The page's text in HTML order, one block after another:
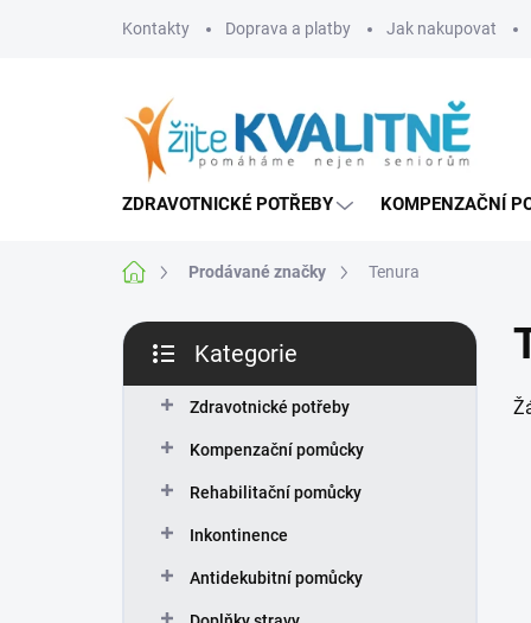
Kontakty Doprava a platby Jak nakupovat
ZDRAVOTNICKÉ POTŘEBY KOMPENZAČNÍ
Domů Prodávané značky Tenura
P
s
kategorie
Kategorie
Zdravotnické potřeby
Kompenzační pomůcky
Rehabilitační pomůcky
Inkontinence
Antidekubitní pomůcky